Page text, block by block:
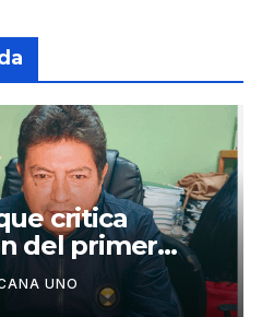
critica
del primer
de Keiko
UNO